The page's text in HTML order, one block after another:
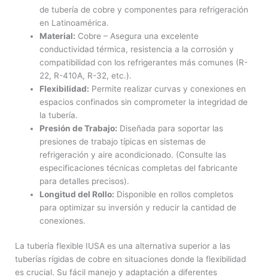
de tubería de cobre y componentes para refrigeración
en Latinoamérica.
Material: Cobre – Asegura una excelente
conductividad térmica, resistencia a la corrosión y
compatibilidad con los refrigerantes más comunes (R-
22, R-410A, R-32, etc.).
Flexibilidad: Permite realizar curvas y conexiones en
espacios confinados sin comprometer la integridad de
la tubería.
Presión de Trabajo: Diseñada para soportar las
presiones de trabajo típicas en sistemas de
refrigeración y aire acondicionado. (Consulte las
especificaciones técnicas completas del fabricante
para detalles precisos).
Longitud del Rollo: Disponible en rollos completos
para optimizar su inversión y reducir la cantidad de
conexiones.
La tubería flexible IUSA es una alternativa superior a las
tuberías rígidas de cobre en situaciones donde la flexibilidad
es crucial. Su fácil manejo y adaptación a diferentes